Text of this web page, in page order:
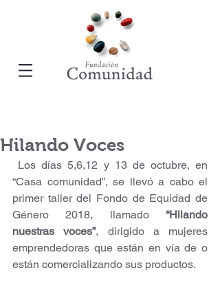
Hilando Voces
“Casa comunidad”, se llevó a cabo el
primer taller del Fondo de Equidad de
Género 2018, llamado “Hilando
nuestras voces”, dirigido a mujeres
emprendedoras que están en vía de o
están comercializando sus productos.